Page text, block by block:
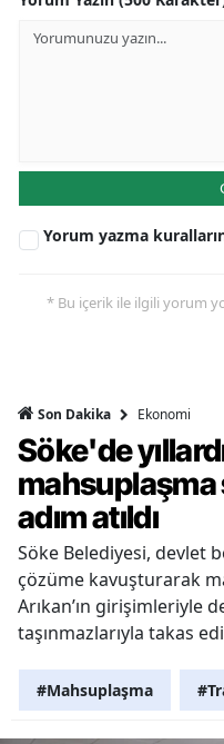
Yorum yazma
* Bu içerik ile ilgili yorum
Son Dakika Ekonomi
Söke'de
adım atıldı
Söke Belediyesi, devlet
çözüme kavuşturarak
Arıkan’ın girişimleriyle
taşınmazlarıyla takas
#Mahsuplaşma